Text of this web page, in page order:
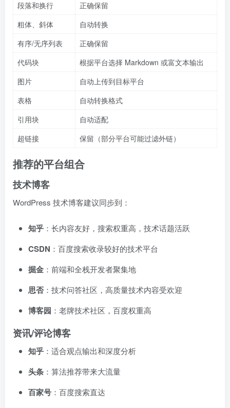
段落和换行
正确保留
粗体、斜体
自动转换
有序/无序列表
正确保留
代码块
根据平台选择 Markdown 或富文本输出
图片
自动上传到目标平台
表格
自动转换格式
引用块
自动适配
超链接
保留（部分平台可能过滤外链）
推荐的平台组合
技术博客
WordPress 技术博客建议同步到：
知乎 ：长内容友好，搜索权重高，技术话题活跃
CSDN ：百度搜索收录较好的技术平台
掘金 ：前端和全栈开发者聚集地
思否：技术问答社区，高质量技术内容受欢迎
博客园 ：老牌技术社区，百度权重高
资讯/评论博客
知乎 ：适合观点输出和深度分析
头条 ：算法推荐带来大流量
百家号 ：百度搜索直达